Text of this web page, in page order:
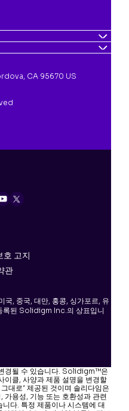
CA 95670 US
호 고지
관
, 중국, 대만, 홍콩, 싱가포르, 유
록된 Solidigm Inc.의 상표입니
경될 수 있습니다. Solidigm™은
이클, 사양과 제품 설명을 변경할
대로’ 제공된 것이며 솔리다임은
가용성, 기능 또는 호환성과 관련
다. 특정 제품이나 시스템에 대